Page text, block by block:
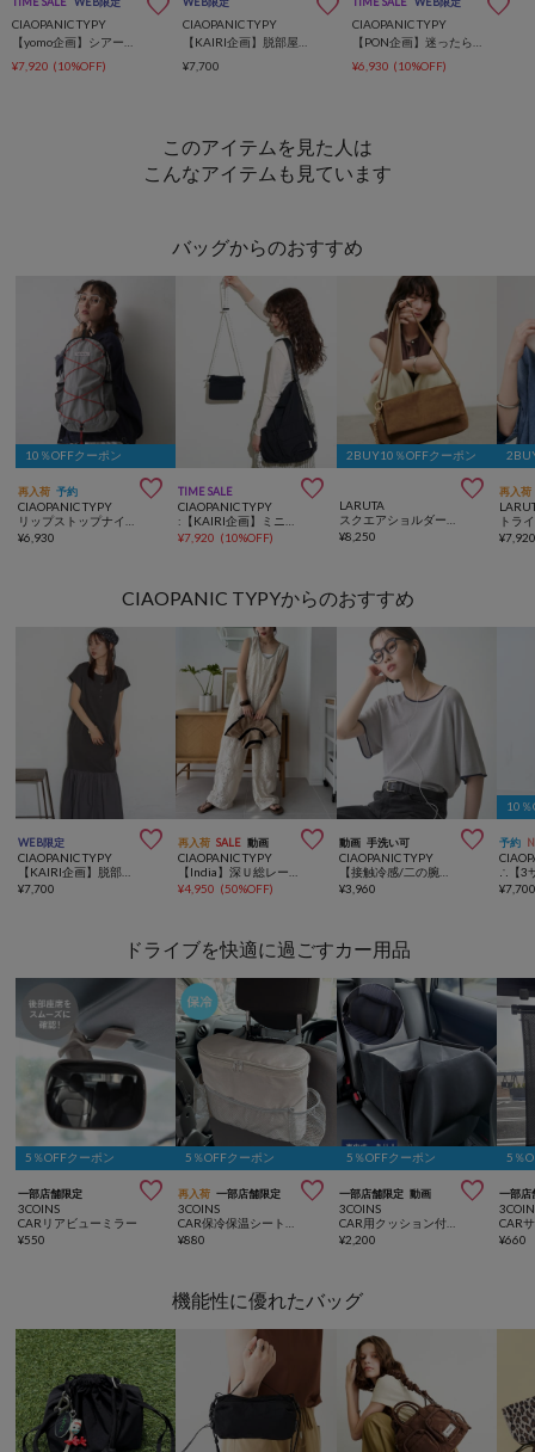
CIAOPANIC TYPY
¥7,920 (10%OFF)
CIAOPANIC TYPY
¥7,700
CIAOPANIC TYPY
¥6,930 (10%OFF)
このアイテムを見た人は
こんなアイテムも見ています
バッグからのおすすめ
10％OFFクーポン
再入荷 予約 
CIAOPANIC TYPY
¥6,930
TIME SALE 
CIAOPANIC TYPY
¥7,920 (10%OFF)
2BUY10％OFFクーポン

LARUTA
¥8,250
再入荷
トラ
¥
CIAOPANIC TYPYからのおすすめ
WEB限定 
CIAOPANIC TYPY
¥7,700
再入荷 SALE 動画 
CIAOPANIC TYPY
¥4,950 (50%OFF)
動画 手洗い可 
CIAOPANIC TYPY
¥3,960
10％
予約
¥
ドライブを快適に過ごすカー用品
5％OFFクーポン
一部店舗限定 
3COINS
CARリアビューミラー
¥550
5％OFFクーポン
再入荷 一部店舗限定 
3COINS
CAR保冷保温シートバックポケット
¥880
5％OFFクーポン
一部店舗限定 動画 
3COINS
CAR用クッション付き収納BOX
¥2,200
5％
一部店
¥660
機能性に優れたバッグ